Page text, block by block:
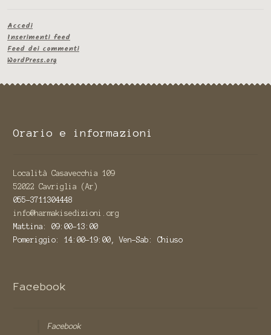
Accedi
Inserimenti feed
Feed dei commenti
WordPress.org
Orario e informazioni
Località Casavecchia 109
52022 Cavriglia (Ar)
055-3711304448
info@harmakisedizioni.org
Mattina: 09:00-13:00
Pomeriggio: 14:00-19:00, Ven-Sab: Chiuso
Facebook
Facebook